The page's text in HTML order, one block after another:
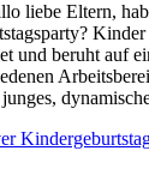
liebe Eltern,
und beruht auf